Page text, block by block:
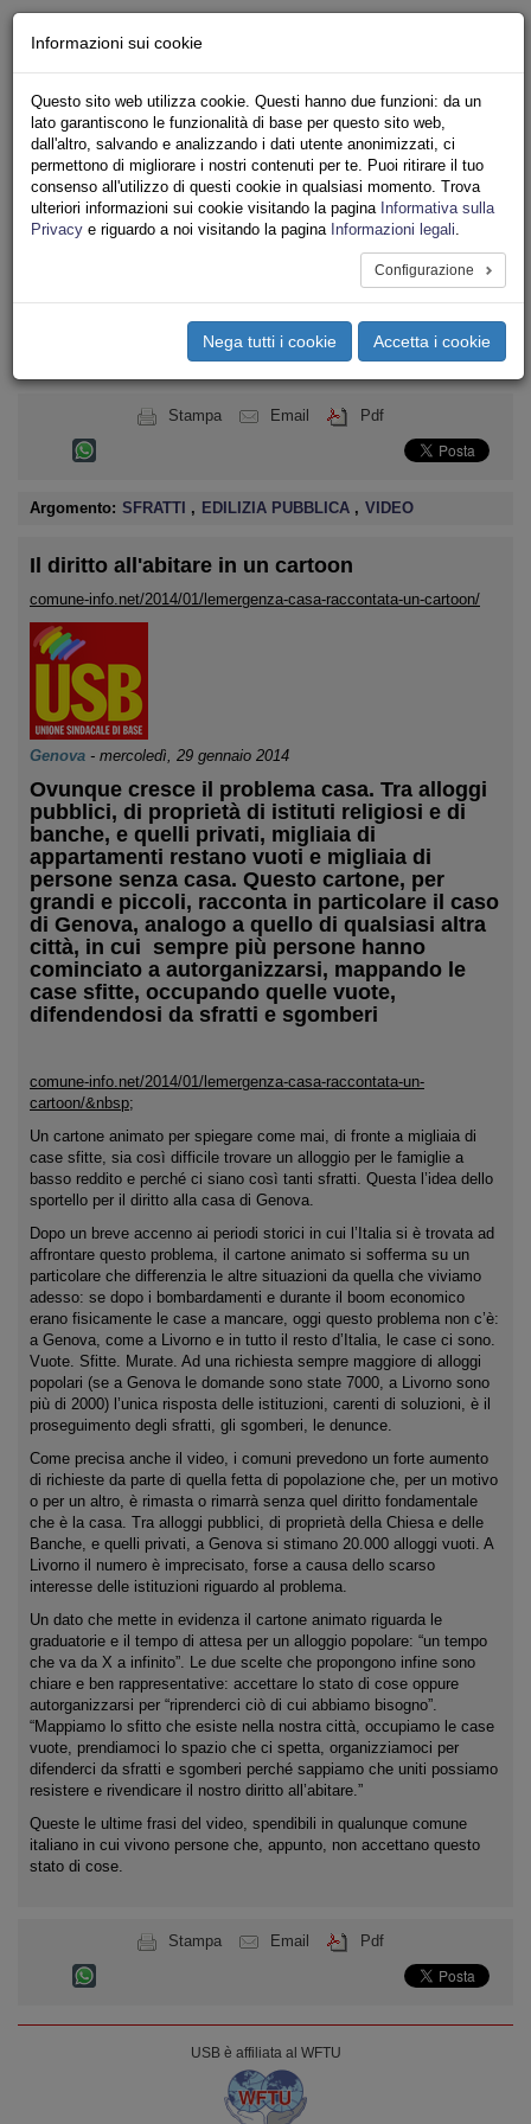
Iscriviti
Ricerca
Area Stampa
Privacy
ASSOCIAZIONI INQUILINI E ABITANTI
navigation
Toggle
Stampa Email Pdf
Argomento: SFRATTI , EDILIZIA PUBBLICA , VIDEO
Il diritto all'abitare in un cartoon
comune-info.net/2014/01/lemergenza-casa-raccontata-un-cartoon/
Genova - mercoledì, 29 gennaio 2014
Ovunque cresce il problema casa. Tra alloggi
pubblici, di proprietà di istituti religiosi e di
banche, e quelli privati, migliaia di
appartamenti restano vuoti e migliaia di
persone senza casa. Questo cartone, per
grandi e piccoli, racconta in particolare il caso
di Genova, analogo a quello di qualsiasi altra
città, in cui sempre più persone hanno
cominciato a autorganizzarsi, mappando le
case sfitte, occupando quelle vuote,
difendendosi da sfratti e sgomberi
comune-info.net/2014/01/lemergenza-casa-raccontata-un-
cartoon/&nbsp;
Un cartone animato per spiegare come mai, di fronte a migliaia di
case sfitte, sia così difficile trovare un alloggio per le famiglie a
basso reddito e perché ci siano così tanti sfratti. Questa l’idea dello
sportello per il diritto alla casa di Genova.
Dopo un breve accenno ai periodi storici in cui l’Italia si è trovata ad
affrontare questo problema, il cartone animato si sofferma su un
particolare che differenzia le altre situazioni da quella che viviamo
adesso: se dopo i bombardamenti e durante il boom economico
erano fisicamente le case a mancare, oggi questo problema non c’è:
a Genova, come a Livorno e in tutto il resto d’Italia, le case ci sono.
Vuote. Sfitte. Murate. Ad una richiesta sempre maggiore di alloggi
popolari (se a Genova le domande sono state 7000, a Livorno sono
più di 2000) l’unica risposta delle istituzioni, carenti di soluzioni, è il
proseguimento degli sfratti, gli sgomberi, le denunce.
Come precisa anche il video, i comuni prevedono un forte aumento
di richieste da parte di quella fetta di popolazione che, per un motivo
o per un altro, è rimasta o rimarrà senza quel diritto fondamentale
che è la casa. Tra alloggi pubblici, di proprietà della Chiesa e delle
Banche, e quelli privati, a Genova si stimano 20.000 alloggi vuoti. A
Livorno il numero è imprecisato, forse a causa dello scarso
interesse delle istituzioni riguardo al problema.
Un dato che mette in evidenza il cartone animato riguarda le
graduatorie e il tempo di attesa per un alloggio popolare: “un tempo
che va da X a infinito”. Le due scelte che propongono infine sono
chiare e ben rappresentative: accettare lo stato di cose oppure
autorganizzarsi per “riprenderci ciò di cui abbiamo bisogno”.
“Mappiamo lo sfitto che esiste nella nostra città, occupiamo le case
vuote, prendiamoci lo spazio che ci spetta, organizziamoci per
difenderci da sfratti e sgomberi perché sappiamo che uniti possiamo
resistere e rivendicare il nostro diritto all’abitare.”
Queste le ultime frasi del video, spendibili in qualunque comune
italiano in cui vivono persone che, appunto, non accettano questo
stato di cose.
Stampa Email Pdf
USB è affiliata al WFTU
Informazioni sui cookie
Questo sito web utilizza cookie. Questi hanno due funzioni: da un
lato garantiscono le funzionalità di base per questo sito web,
dall'altro, salvando e analizzando i dati utente anonimizzati, ci
permettono di migliorare i nostri contenuti per te. Puoi ritirare il tuo
consenso all'utilizzo di questi cookie in qualsiasi momento. Trova
ulteriori informazioni sui cookie visitando la pagina Informativa sulla
Privacy e riguardo a noi visitando la pagina Informazioni legali.
Configurazione
Nega tutti i cookie Accetta i cookie